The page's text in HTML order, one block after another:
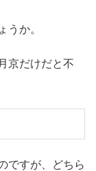
うか。
京だけだと不
ですが、どちら